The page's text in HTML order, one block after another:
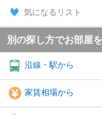
気になるリスト
別の探し方でお部屋
沿線・駅から
家賃相場から